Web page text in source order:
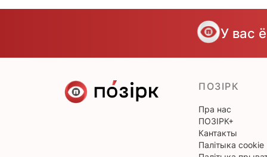
У вас
ПОЗІРК
Пра нас
ПОЗІРК+
Кантакты
Палітыка cookie